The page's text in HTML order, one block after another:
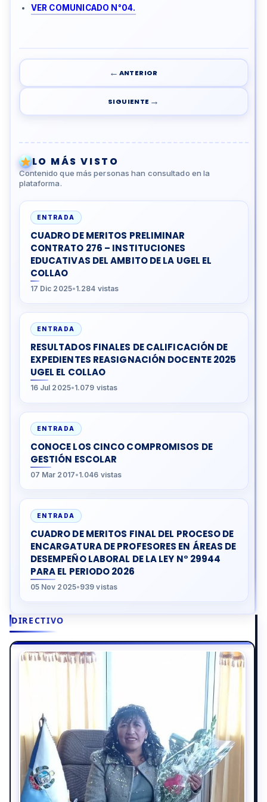
DIRECTIVO
VER COMUNICADO N°04.
← ANTERIOR
SIGUIENTE →
LO MÁS VISTO
Contenido que más personas han consultado en la
plataforma.
ENTRADA
CUADRO DE MERITOS PRELIMINAR
CONTRATO 276 – INSTITUCIONES
EDUCATIVAS DEL AMBITO DE LA UGEL EL
COLLAO
17 Dic 2025•1.284 vistas
ENTRADA
RESULTADOS FINALES DE CALIFICACIÓN DE
EXPEDIENTES REASIGNACIÓN DOCENTE 2025
UGEL EL COLLAO
16 Jul 2025•1.079 vistas
ENTRADA
CONOCE LOS CINCO COMPROMISOS DE
GESTIÓN ESCOLAR
07 Mar 2017•1.046 vistas
ENTRADA
CUADRO DE MERITOS FINAL DEL PROCESO DE
ENCARGATURA DE PROFESORES EN ÁREAS DE
DESEMPEÑO LABORAL DE LA LEY N° 29944
PARA EL PERIODO 2026
05 Nov 2025•939 vistas